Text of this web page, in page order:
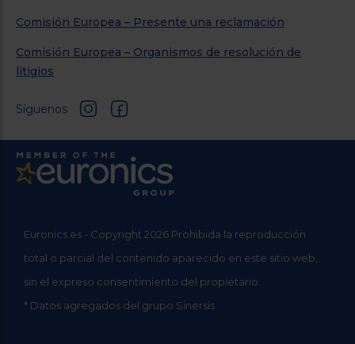
Comisión Europea – Presente una reclamación
Comisión Europea – Organismos de resolución de
litigios
Síguenos
Euronics.es - Copyright 2026 Prohibida la reproducción
total o parcial del contenido aparecido en este sitio web,
sin el expreso consentimiento del propietario.
* Datos agregados del grupo Sinersis